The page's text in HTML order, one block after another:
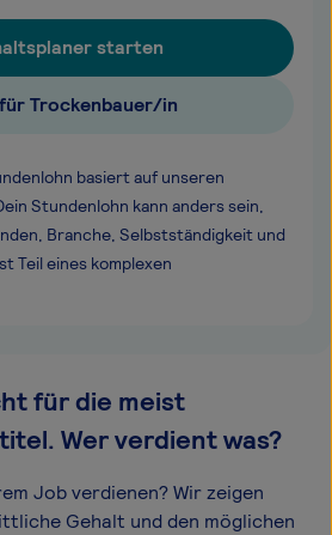
starten
Trockenbauer/in
basiert auf unseren
Stundenlohn kann anders sein,
Branche, Selbstständigkeit und
Teil eines komplexen
für die meist
Wer verdient was?
Job verdienen? Wir zeigen
Gehalt und den möglichen